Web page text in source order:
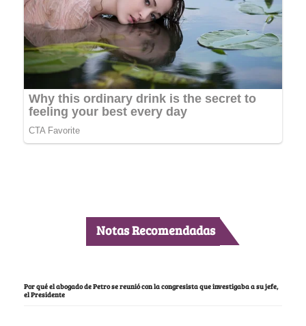
Notas Recomendadas
Por qué el abogado de Petro se reunió con la congresista que investigaba a su jefe,
el Presidente